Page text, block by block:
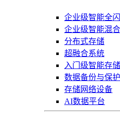
企业级智能全
企业级智能混
分布式存储
超融合系统
入门级智能存储
数据备份与保护
存储网络设备
AI数据平台